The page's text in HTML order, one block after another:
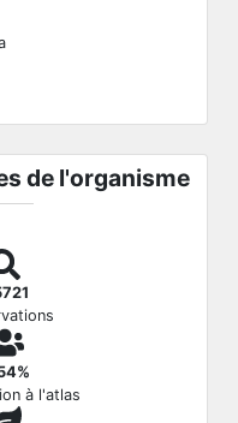
de l'organisme
à l'atlas